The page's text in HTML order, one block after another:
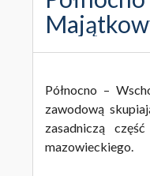
Północno –
zawodową
zasadniczą
mazowieckiego.